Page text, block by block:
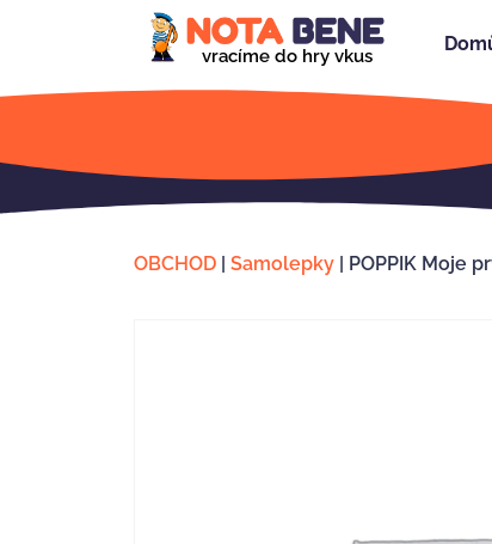
vracíme do hry vkus
OBCHOD | Samolepky | POPPIK Moje